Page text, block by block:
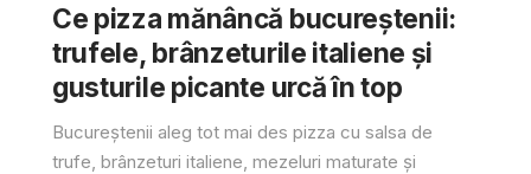
Ce pizza mănâncă bucureștenii:
trufele, brânzeturile italiene și
gusturile picante urcă în top
Bucureștenii aleg tot mai des pizza cu salsa de
trufe, brânzeturi italiene, mezeluri maturate și